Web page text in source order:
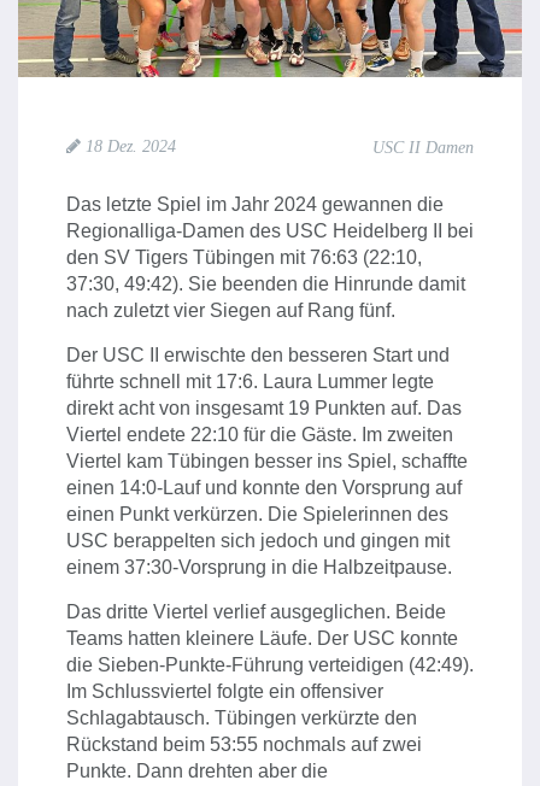
18 Dez. 2024 USC II Damen
Das letzte Spiel im Jahr 2024 gewannen die
Regionalliga-Damen des USC Heidelberg II bei
den SV Tigers Tübingen mit 76:63 (22:10,
37:30, 49:42). Sie beenden die Hinrunde damit
nach zuletzt vier Siegen auf Rang fünf.
Der USC II erwischte den besseren Start und
führte schnell mit 17:6. Laura Lummer legte
direkt acht von insgesamt 19 Punkten auf. Das
Viertel endete 22:10 für die Gäste. Im zweiten
Viertel kam Tübingen besser ins Spiel, schaffte
einen 14:0-Lauf und konnte den Vorsprung auf
einen Punkt verkürzen. Die Spielerinnen des
USC berappelten sich jedoch und gingen mit
einem 37:30-Vorsprung in die Halbzeitpause.
Das dritte Viertel verlief ausgeglichen. Beide
Teams hatten kleinere Läufe. Der USC konnte
die Sieben-Punkte-Führung verteidigen (42:49).
Im Schlussviertel folgte ein offensiver
Schlagabtausch. Tübingen verkürzte den
Rückstand beim 53:55 nochmals auf zwei
Punkte. Dann drehten aber die